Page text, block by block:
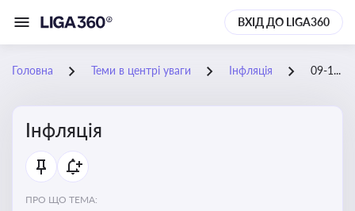
ВХІД ДО LIGA360
Головна Теми в центрі уваги Інфляція 09-11-2025
Інфляція
ПРО ЩО ТЕМА: